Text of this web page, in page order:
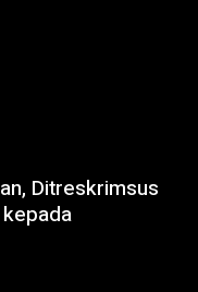
Ditreskrimsus